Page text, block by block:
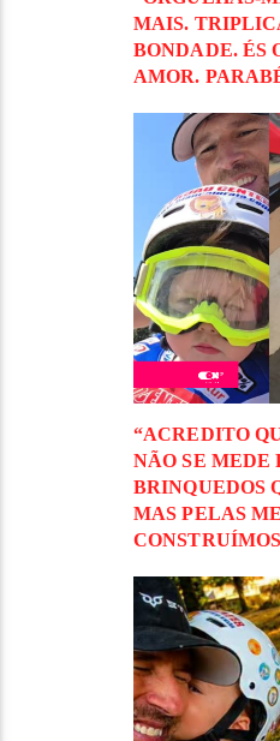
MAIS.
BONDADE. ÉS
AMOR.
“ACREDITO
NÃO SE MEDE
BRINQUEDOS
MAS PELAS